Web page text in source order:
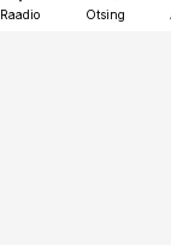
Raadio Otsing